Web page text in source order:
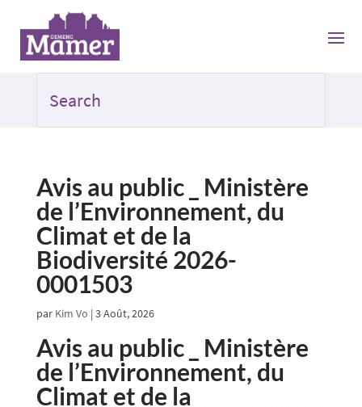
Avis au public _ Ministère
de l’Environnement, du
Climat et de la
Biodiversité 2026-
0001503
par Kim Vo | 3 Août, 2026
Avis au public _ Ministère
de l’Environnement, du
Climat et de la